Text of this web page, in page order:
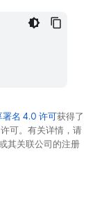
署名 4.0 许可获得了
可。有关详情，请
其关联公司的注册